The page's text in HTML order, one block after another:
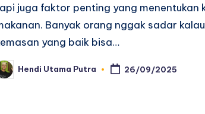
juga faktor penting yang menentukan
Banyak orang nggak sadar kalau
yang baik bisa…
Hendi Utama Putra 26/09/2025